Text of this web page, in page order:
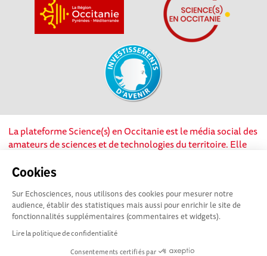
Cookies
Sur Echosciences, nous utilisons des cookies pour mesurer notre
audience, établir des statistiques mais aussi pour enrichir le site de
fonctionnalités supplémentaires (commentaires et widgets).
Lire la politique de confidentialité
Consentements certifiés par
La plateforme Science(s) en Occitanie est le média social des
amateurs de sciences et de technologies du territoire. Elle
soutien de nombreux acteurs locaux. Ce projet est cofinancé
l’Union européenne via les fonds européen de
développement régional. Science(s) en Occitanie est une
plateforme Echosciences by Amcsti.